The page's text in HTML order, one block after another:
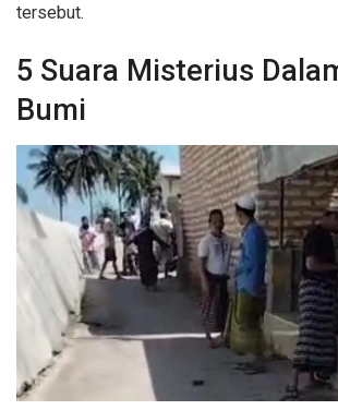
tersebut.
5 Suara Misterius
Bumi